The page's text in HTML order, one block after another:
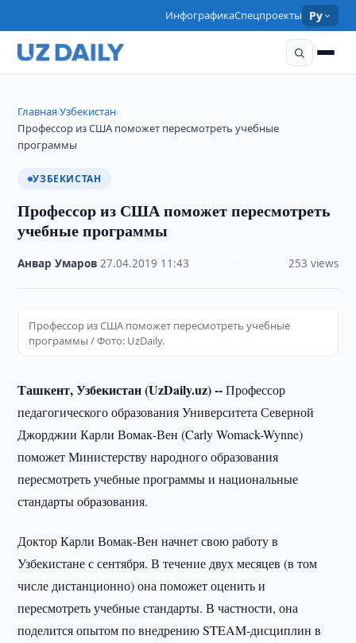
ИнфографикаСпецпроекты Ру
Главная›Узбекистан›
Профессор из США поможет пересмотреть учебные
программы
УЗБЕКИСТАН
Профессор из США поможет пересмотреть
учебные программы
Анвар Умаров ·27.04.2019 11:43 253 views
Профессор из США поможет пересмотреть учебные
программы / Фото: UzDaily.
Ташкент, Узбекистан (UzDaily.uz) --Профессор
педагогического образования Университета Северной
Джорджии Карли Вомак-Вен (Carly Womack-Wynne)
поможет Министерству народного образования
пересмотреть учебные программы и национальные
стандарты образования.
Доктор Карли Вомак-Вен начнет свою работу в
Узбекистане с сентября. В течение двух месяцев (в том
числе дистанционно) она поможет оценить и
пересмотреть учебные стандарты. В частности, она
поделится опытом по внедрению STEAM-дисциплин в